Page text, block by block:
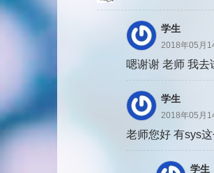
学生
2018年05月
嗯谢谢 老师 我去
学生
2018年05月
老师您好 有sys
学生